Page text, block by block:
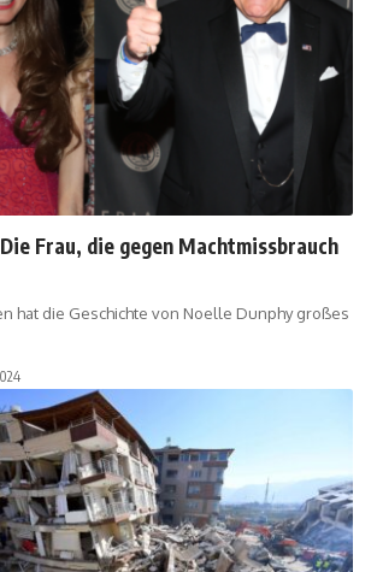
Frau, die gegen Machtmissbrauch
hat die Geschichte von Noelle Dunphy großes